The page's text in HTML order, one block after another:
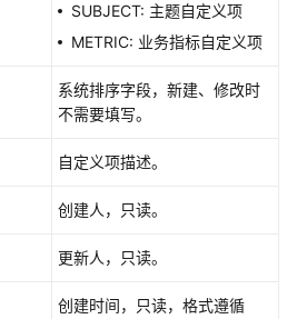
SUBJECT: 主题自定义项
METRIC: 业务指标自定义项
系统排序字段，新建、修改时
不需要填写。
自定义项描述。
创建人，只读。
更新人，只读。
创建时间，只读，格式遵循